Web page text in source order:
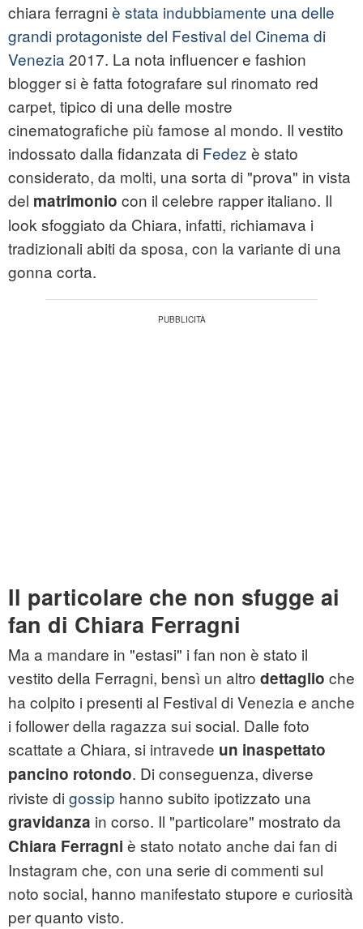
chiara ferragni è stata indubbiamente una delle
grandi protagoniste del Festival del Cinema di
Venezia 2017. La nota influencer e fashion
blogger si è fatta fotografare sul rinomato red
carpet, tipico di una delle mostre
cinematografiche più famose al mondo. Il vestito
indossato dalla fidanzata di Fedez è stato
considerato, da molti, una sorta di "prova" in vista
del matrimonio con il celebre rapper italiano. Il
look sfoggiato da Chiara, infatti, richiamava i
tradizionali abiti da sposa, con la variante di una
gonna corta.
Il particolare che non sfugge ai
fan di Chiara Ferragni
Ma a mandare in "estasi" i fan non è stato il
vestito della Ferragni, bensì un altro dettaglio che
ha colpito i presenti al Festival di Venezia e anche
i follower della ragazza sui social. Dalle foto
scattate a Chiara, si intravede un inaspettato
pancino rotondo. Di conseguenza, diverse
riviste di gossip hanno subito ipotizzato una
gravidanza in corso. Il "particolare" mostrato da
Chiara Ferragni è stato notato anche dai fan di
Instagram che, con una serie di commenti sul
noto social, hanno manifestato stupore e curiosità
per quanto visto.